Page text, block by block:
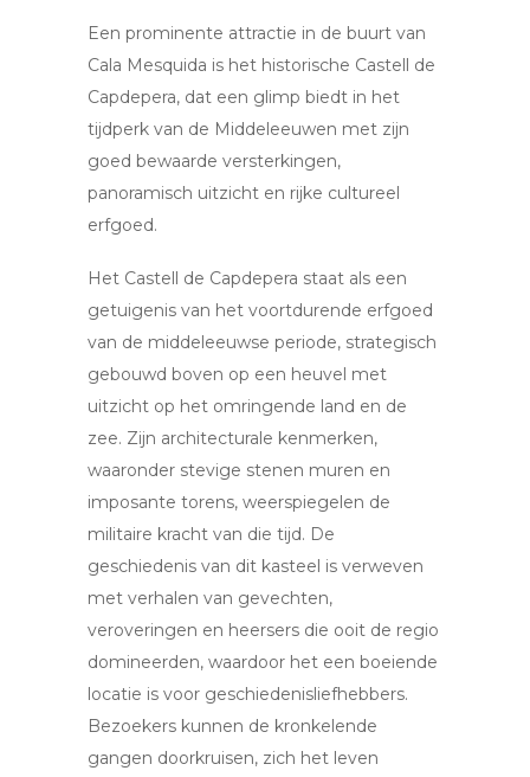
Een prominente attractie in de buurt van
Cala Mesquida is het historische Castell de
Capdepera, dat een glimp biedt in het
tijdperk van de Middeleeuwen met zijn
goed bewaarde versterkingen,
panoramisch uitzicht en rijke cultureel
erfgoed.
Het Castell de Capdepera staat als een
getuigenis van het voortdurende erfgoed
van de middeleeuwse periode, strategisch
gebouwd boven op een heuvel met
uitzicht op het omringende land en de
zee. Zijn architecturale kenmerken,
waaronder stevige stenen muren en
imposante torens, weerspiegelen de
militaire kracht van die tijd. De
geschiedenis van dit kasteel is verweven
met verhalen van gevechten,
veroveringen en heersers die ooit de regio
domineerden, waardoor het een boeiende
locatie is voor geschiedenisliefhebbers.
Bezoekers kunnen de kronkelende
gangen doorkruisen, zich het leven